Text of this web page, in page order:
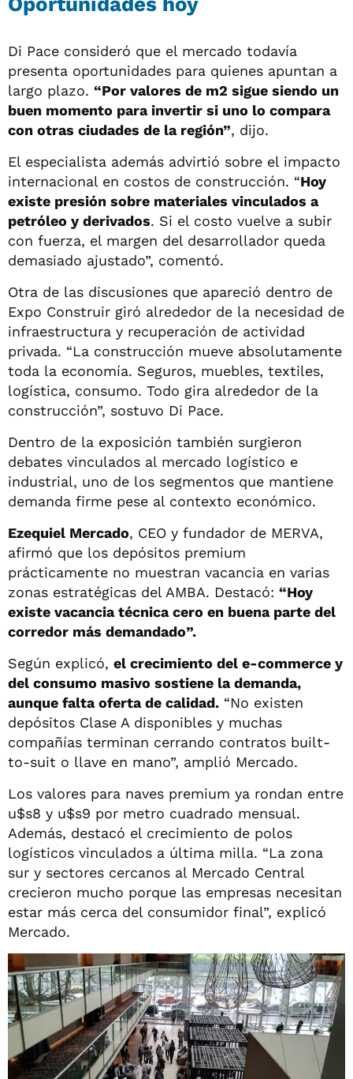
Di Pace consideró que el mercado todavía
presenta oportunidades para quienes apuntan a
largo plazo. “Por valores de m2 sigue siendo un
buen momento para invertir si uno lo compara
con otras ciudades de la región”, dijo.
El especialista además advirtió sobre el impacto
internacional en costos de construcción. “Hoy
existe presión sobre materiales vinculados a
petróleo y derivados. Si el costo vuelve a subir
con fuerza, el margen del desarrollador queda
demasiado ajustado”, comentó.
Otra de las discusiones que apareció dentro de
Expo Construir giró alrededor de la necesidad de
infraestructura y recuperación de actividad
privada. “La construcción mueve absolutamente
toda la economía. Seguros, muebles, textiles,
logística, consumo. Todo gira alrededor de la
construcción”, sostuvo Di Pace.
Dentro de la exposición también surgieron
debates vinculados al mercado logístico e
industrial, uno de los segmentos que mantiene
demanda firme pese al contexto económico.
Ezequiel Mercado, CEO y fundador de MERVA,
afirmó que los depósitos premium
prácticamente no muestran vacancia en varias
zonas estratégicas del AMBA. Destacó: “Hoy
existe vacancia técnica cero en buena parte del
corredor más demandado”.
Según explicó, el crecimiento del e-commerce y
del consumo masivo sostiene la demanda,
aunque falta oferta de calidad. “No existen
depósitos Clase A disponibles y muchas
compañías terminan cerrando contratos built-
to-suit o llave en mano”, amplió Mercado.
Los valores para naves premium ya rondan entre
u$s8 y u$s9 por metro cuadrado mensual.
Además, destacó el crecimiento de polos
logísticos vinculados a última milla. “La zona
sur y sectores cercanos al Mercado Central
crecieron mucho porque las empresas necesitan
estar más cerca del consumidor final”, explicó
Mercado.